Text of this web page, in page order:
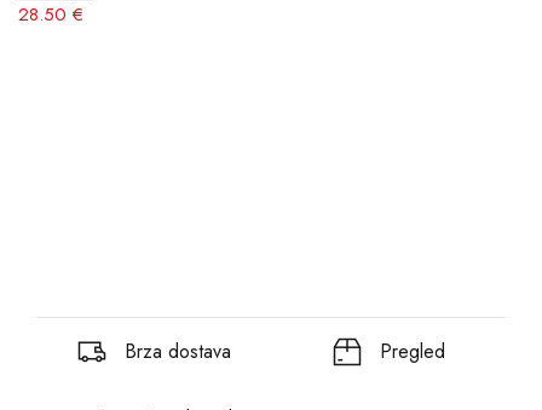
28.50 €
Brza dostava Pregled